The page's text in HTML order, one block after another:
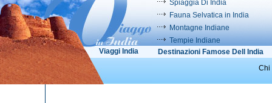
Spiaggia Di India
Fauna Selvatica in India
Montagne Indiane
Tempie Indiane
Viaggi India
Destinazioni Famose Dell India
Chi